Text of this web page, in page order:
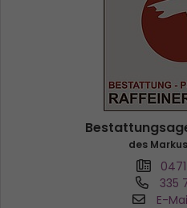
des
335
E-